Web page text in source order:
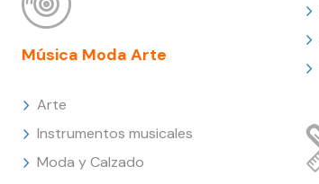
Música Moda Arte
Arte
Instrumentos musicales
Moda y Calzado